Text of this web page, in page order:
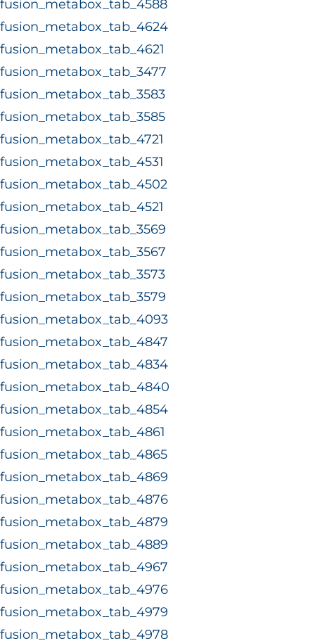
fusion_metabox_tab_4588
fusion_metabox_tab_4624
fusion_metabox_tab_4621
fusion_metabox_tab_3477
fusion_metabox_tab_3583
fusion_metabox_tab_3585
fusion_metabox_tab_4721
fusion_metabox_tab_4531
fusion_metabox_tab_4502
fusion_metabox_tab_4521
fusion_metabox_tab_3569
fusion_metabox_tab_3567
fusion_metabox_tab_3573
fusion_metabox_tab_3579
fusion_metabox_tab_4093
fusion_metabox_tab_4847
fusion_metabox_tab_4834
fusion_metabox_tab_4840
fusion_metabox_tab_4854
fusion_metabox_tab_4861
fusion_metabox_tab_4865
fusion_metabox_tab_4869
fusion_metabox_tab_4876
fusion_metabox_tab_4879
fusion_metabox_tab_4889
fusion_metabox_tab_4967
fusion_metabox_tab_4976
fusion_metabox_tab_4979
fusion_metabox_tab_4978